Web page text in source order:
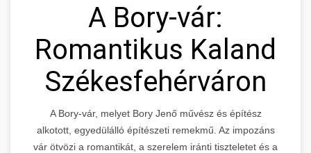
A Bory-vár:
Romantikus Kaland
Székesfehérváron
A Bory-vár, melyet Bory Jenő művész és építész
alkotott, egyedülálló építészeti remekmű. Az impozáns
vár ötvözi a romantikát, a szerelem iránti tiszteletet és a